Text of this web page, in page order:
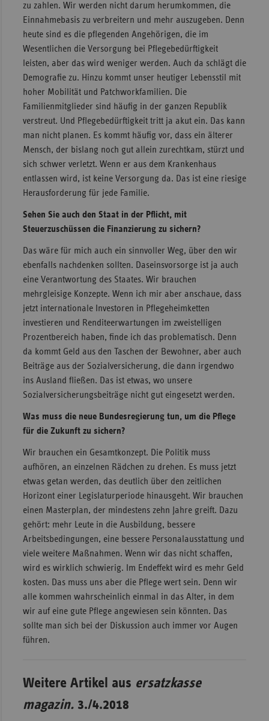
zu zahlen. Wir werden nicht darum herumkommen, die
Einnahmebasis zu verbreitern und mehr auszugeben. Denn
heute sind es die pflegenden Angehörigen, die im
Wesentlichen die Versorgung bei Pflegebedürftigkeit
leisten, aber das wird weniger werden. Auch da schlägt die
Demografie zu. Hinzu kommt unser heutiger Lebensstil mit
hoher Mobilität und Patchworkfamilien. Die
Familienmitglieder sind häufig in der ganzen Republik
verstreut. Und Pflegebedürftigkeit tritt ja akut ein. Das kann
man nicht planen. Es kommt häufig vor, dass ein älterer
Mensch, der bislang noch gut allein zurechtkam, stürzt und
sich schwer verletzt. Wenn er aus dem Krankenhaus
entlassen wird, ist keine Versorgung da. Das ist eine riesige
Herausforderung für jede Familie.
Sehen Sie auch den Staat in der Pflicht, mit
Steuerzuschüssen die Finanzierung zu sichern?
Das wäre für mich auch ein sinnvoller Weg, über den wir
ebenfalls nachdenken sollten. Daseinsvorsorge ist ja auch
eine Verantwortung des Staates. Wir brauchen
mehrgleisige Konzepte. Wenn ich mir aber anschaue, dass
jetzt internationale Investoren in Pflegeheimketten
investieren und Renditeerwartungen im zweistelligen
Prozentbereich haben, finde ich das problematisch. Denn
da kommt Geld aus den Taschen der Bewohner, aber auch
Beiträge aus der Sozialversicherung, die dann irgendwo
ins Ausland fließen. Das ist etwas, wo unsere
Sozialversicherungsbeiträge nicht gut eingesetzt werden.
Was muss die neue Bundesregierung tun, um die Pflege
für die Zukunft zu sichern?
Wir brauchen ein Gesamtkonzept. Die Politik muss
aufhören, an einzelnen Rädchen zu drehen. Es muss jetzt
etwas getan werden, das deutlich über den zeitlichen
Horizont einer Legislaturperiode hinausgeht. Wir brauchen
einen Masterplan, der mindestens zehn Jahre greift. Dazu
gehört: mehr Leute in die Ausbildung, bessere
Arbeitsbedingungen, eine bessere Personalausstattung und
viele weitere Maßnahmen. Wenn wir das nicht schaffen,
wird es wirklich schwierig. Im Endeffekt wird es mehr Geld
kosten. Das muss uns aber die Pflege wert sein. Denn wir
alle kommen wahrscheinlich einmal in das Alter, in dem
wir auf eine gute Pflege angewiesen sein könnten. Das
sollte man sich bei der Diskussion auch immer vor Augen
führen.
Weitere Artikel aus ersatzkasse
magazin.3./4.2018